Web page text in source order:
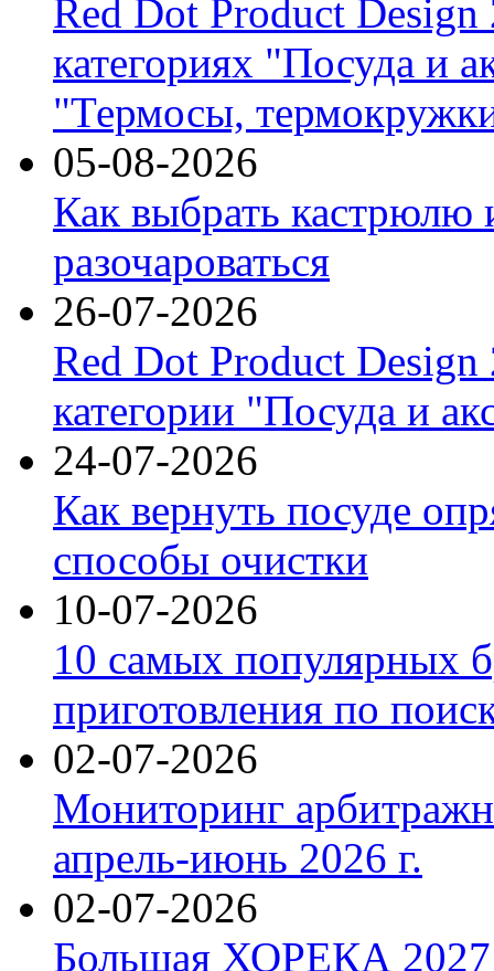
Red Dot Product
категориях "Посуда и
"Термосы,
05-08-2026
Как выбрать кастрюлю
разочароваться
26-07-2026
Red Dot Product Design
категории "Посуда и
24-07-2026
Как вернуть посуде
способы очистки
10-07-2026
10 самых популярных
приготовления по
02-07-2026
Мониторинг
апрель-июнь 2026 г.
02-07-2026
Большая ХОРЕКА 2027: